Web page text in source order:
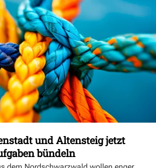
und Altensteig jetzt
bündeln